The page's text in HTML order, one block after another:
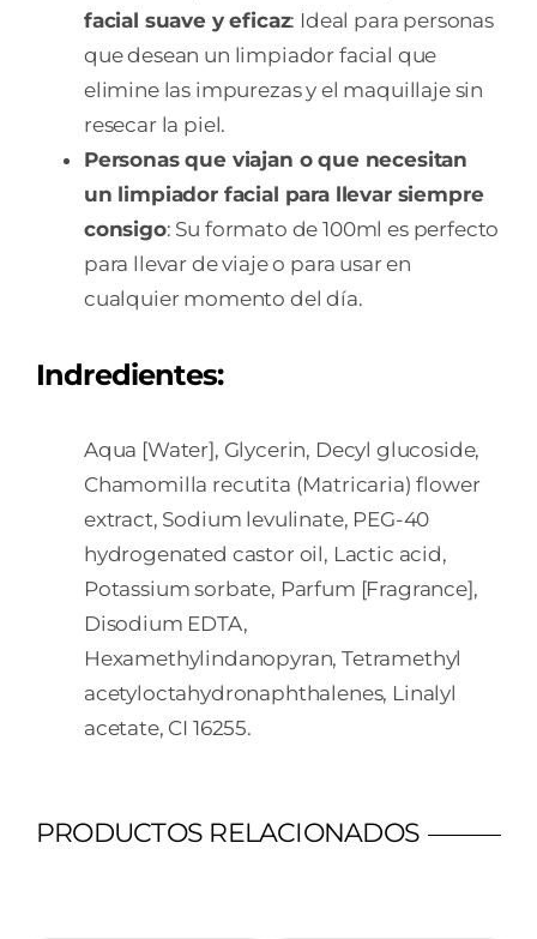
facial suave y eficaz: Ideal para personas
que desean un limpiador facial que
elimine las impurezas y el maquillaje sin
resecar la piel.
Personas que viajan o que necesitan
un limpiador facial para llevar siempre
consigo: Su formato de 100ml es perfecto
para llevar de viaje o para usar en
cualquier momento del día.
Indredientes:
Aqua [Water], Glycerin, Decyl glucoside,
Chamomilla recutita (Matricaria) flower
extract, Sodium levulinate, PEG-40
hydrogenated castor oil, Lactic acid,
Potassium sorbate, Parfum [Fragrance],
Disodium EDTA,
Hexamethylindanopyran, Tetramethyl
acetyloctahydronaphthalenes, Linalyl
acetate, CI 16255.
PRODUCTOS RELACIONADOS